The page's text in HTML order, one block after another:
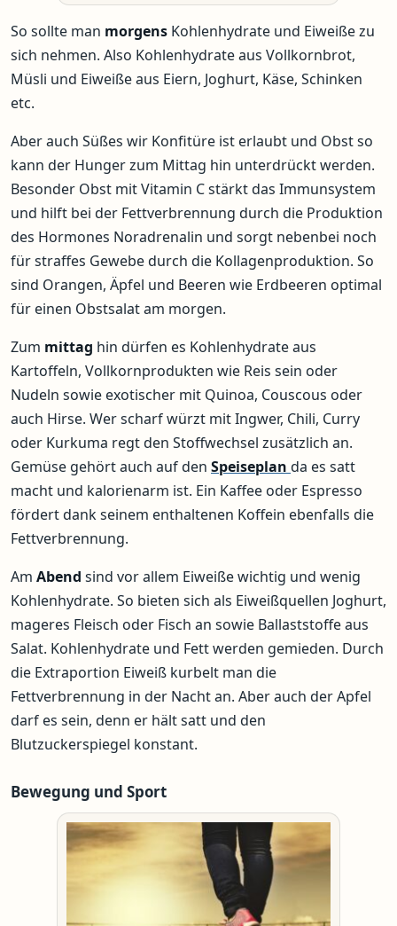
So sollte man morgens Kohlenhydrate und Eiweiße zu
sich nehmen. Also Kohlenhydrate aus Vollkornbrot,
Müsli und Eiweiße aus Eiern, Joghurt, Käse, Schinken
etc.
Aber auch Süßes wir Konfitüre ist erlaubt und Obst so
kann der Hunger zum Mittag hin unterdrückt werden.
Besonder Obst mit Vitamin C stärkt das Immunsystem
und hilft bei der Fettverbrennung durch die Produktion
des Hormones Noradrenalin und sorgt nebenbei noch
für straffes Gewebe durch die Kollagenproduktion. So
sind Orangen, Äpfel und Beeren wie Erdbeeren optimal
für einen Obstsalat am morgen.
Zum mittag hin dürfen es Kohlenhydrate aus
Kartoffeln, Vollkornprodukten wie Reis sein oder
Nudeln sowie exotischer mit Quinoa, Couscous oder
auch Hirse. Wer scharf würzt mit Ingwer, Chili, Curry
oder Kurkuma regt den Stoffwechsel zusätzlich an.
Gemüse gehört auch auf den Speiseplan da es satt
macht und kalorienarm ist. Ein Kaffee oder Espresso
fördert dank seinem enthaltenen Koffein ebenfalls die
Fettverbrennung.
Am Abend sind vor allem Eiweiße wichtig und wenig
Kohlenhydrate. So bieten sich als Eiweißquellen Joghurt,
mageres Fleisch oder Fisch an sowie Ballaststoffe aus
Salat. Kohlenhydrate und Fett werden gemieden. Durch
die Extraportion Eiweiß kurbelt man die
Fettverbrennung in der Nacht an. Aber auch der Apfel
darf es sein, denn er hält satt und den
Blutzuckerspiegel konstant.
Bewegung und Sport